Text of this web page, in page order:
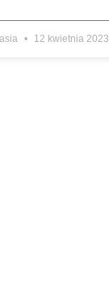
12 kwietnia 2023